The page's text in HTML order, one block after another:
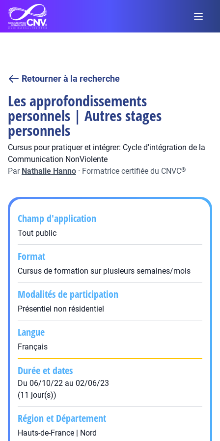
Retourner à la recherche
Les approfondissements
personnels | Autres stages
personnels
Cursus pour pratiquer et intégrer: Cycle d'intégration de la
Communication NonViolente
Par Nathalie Hanno · Formatrice certifiée du CNVC®
Champ d'application
Tout public
Format
Cursus de formation sur plusieurs semaines/mois
Modalités de participation
Présentiel non résidentiel
Langue
Français
Durée et dates
Du 06/10/22 au 02/06/23
(11 jour(s))
Région et Département
Hauts-de-France | Nord